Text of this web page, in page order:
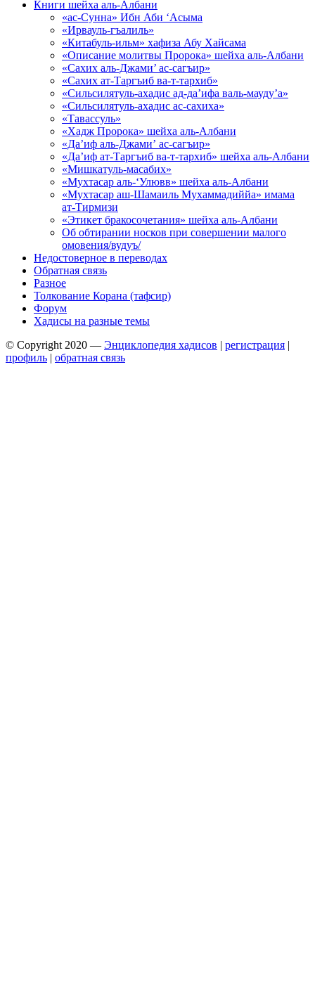
Книги шейха аль-Албани
«ас-Сунна» Ибн Аби ‘Асыма
«Ирвауль-гъалиль»
«Китабуль-ильм» хафиза Абу Хайсама
«Описание молитвы Пророка» шейха аль-Албани
«Сахих аль-Джами’ ас-сагъир»
«Сахих ат-Таргъиб ва-т-тархиб»
«Сильсилятуль-ахадис ад-да’ифа валь-мауду’а»
«Сильсилятуль-ахадис ас-сахиха»
«Тавассуль»
«Хадж Пророка» шейха аль-Албани
«Да’иф аль-Джами’ ас-сагъир»
«Да’иф ат-Таргъиб ва-т-тархиб» шейха аль-Албани
«Мишкатуль-масабих»
«Мухтасар аль-‘Улювв» шейха аль-Албани
«Мухтасар аш-Шамаиль Мухаммадиййа» имама
ат-Тирмизи
«Этикет бракосочетания» шейха аль-Албани
Об обтирании носков при совершении малого
омовения/вудуъ/
Недостоверное в переводах
Обратная связь
Разное
Толкование Корана (тафсир)
Форум
Хадисы на разные темы
© Copyright 2020 — Энциклопедия хадисов | регистрация |
профиль | обратная связь